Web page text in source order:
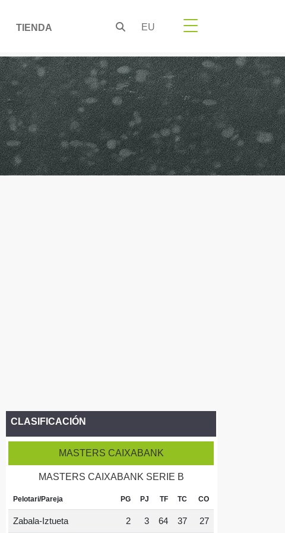
TIENDA EU
CLASIFICACIÓN
MASTERS CAIXABANK
MASTERS CAIXABANK SERIE B
Pelotari/Pareja PG PJ TF TC CO
Zabala-Iztueta 2 3 64 37 27